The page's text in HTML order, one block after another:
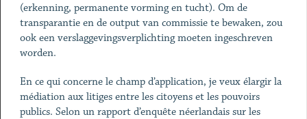
(erkenning, permanente vorming en tucht). Om de
transparantie en de output van commissie te bewaken, zou
ook een verslaggevingsverplichting moeten ingeschreven
worden.
En ce qui concerne le champ d’application, je veux élargir la
médiation aux litiges entre les citoyens et les pouvoirs
publics. Selon un rapport d’enquête néerlandais sur les